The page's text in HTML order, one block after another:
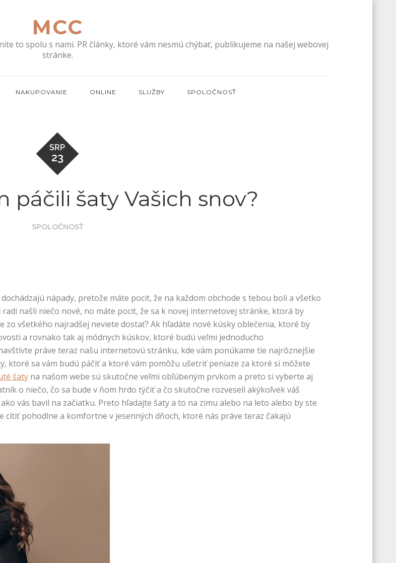
MCC
to spolu s nami. PR články, ktoré vám nesmú chýbať, publikujeme na našej webovej
stránke.
NAKUPOVANIE ONLINE SLUŽBY SPOLOČNOSŤ
SRP
23
páčili šaty Vašich snov?
SPOLOČNOSŤ
nápady, pretože máte pocit, že na každom obchode s tebou boli a všetko
našli niečo nové, no máte pocit, že sa k novej internetovej stránke, ktorá by
všetkého najradšej neviete dostať? Ak hľadáte nové kúsky oblečenia, ktoré by
a rovnako tak aj módnych kúskov, ktoré budú veľmi jednoducho
práve teraz našu internetovú stránku, kde vám ponúkame tie najrôznejšie
ktoré sa vám budú páčiť a ktoré vám pomôžu ušetriť peniaze za ktoré si môžete
šatyna našom webe sú skutočne veľmi obľúbeným prvkom a preto si vyberte aj
o niečo, čo sa bude v ňom hrdo týčiť a čo skutočne rozveselí akýkoľvek váš
vás bavil na začiatku. Preto hľadajte šaty a to na zimu alebo na leto alebo by ste
pohodlne a komfortne v jesenných dňoch, ktoré nás práve teraz čakajú